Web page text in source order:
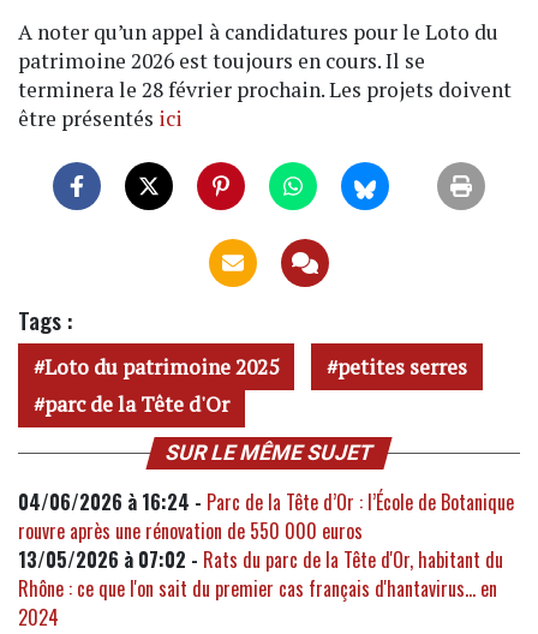
A noter qu’un appel à candidatures pour le Loto du
patrimoine 2026 est toujours en cours. Il se
terminera le 28 février prochain. Les projets doivent
être présentés ici
Tags :
Loto du patrimoine 2025
petites serres
parc de la Tête d'Or
SUR LE MÊME SUJET
04/06/2026 à 16:24 - Parc de la Tête d’Or : l’École de Botanique
rouvre après une rénovation de 550 000 euros
13/05/2026 à 07:02 - Rats du parc de la Tête d'Or, habitant du
Rhône : ce que l'on sait du premier cas français d'hantavirus... en
2024